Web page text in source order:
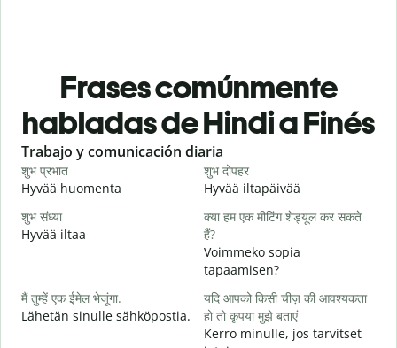
Frases comúnmente
habladas de Hindi a Finés
Slide 1 of 6
Trabajo y comunicación diaria
शुभ प्रभात
Hyvää huomenta
शुभ दोपहर
Hyvää iltapäivää
शुभ संध्या
Hyvää iltaa
क्या हम एक मीटिंग शेड्यूल कर सकते
हैं?
Voimmeko sopia
tapaamisen?
मैं तुम्हें एक ईमेल भेजूंगा.
Lähetän sinulle sähköpostia.
यदि आपको किसी चीज़ की आवश्यकता
हो तो कृपया मुझे बताएं
Kerro minulle, jos tarvitset